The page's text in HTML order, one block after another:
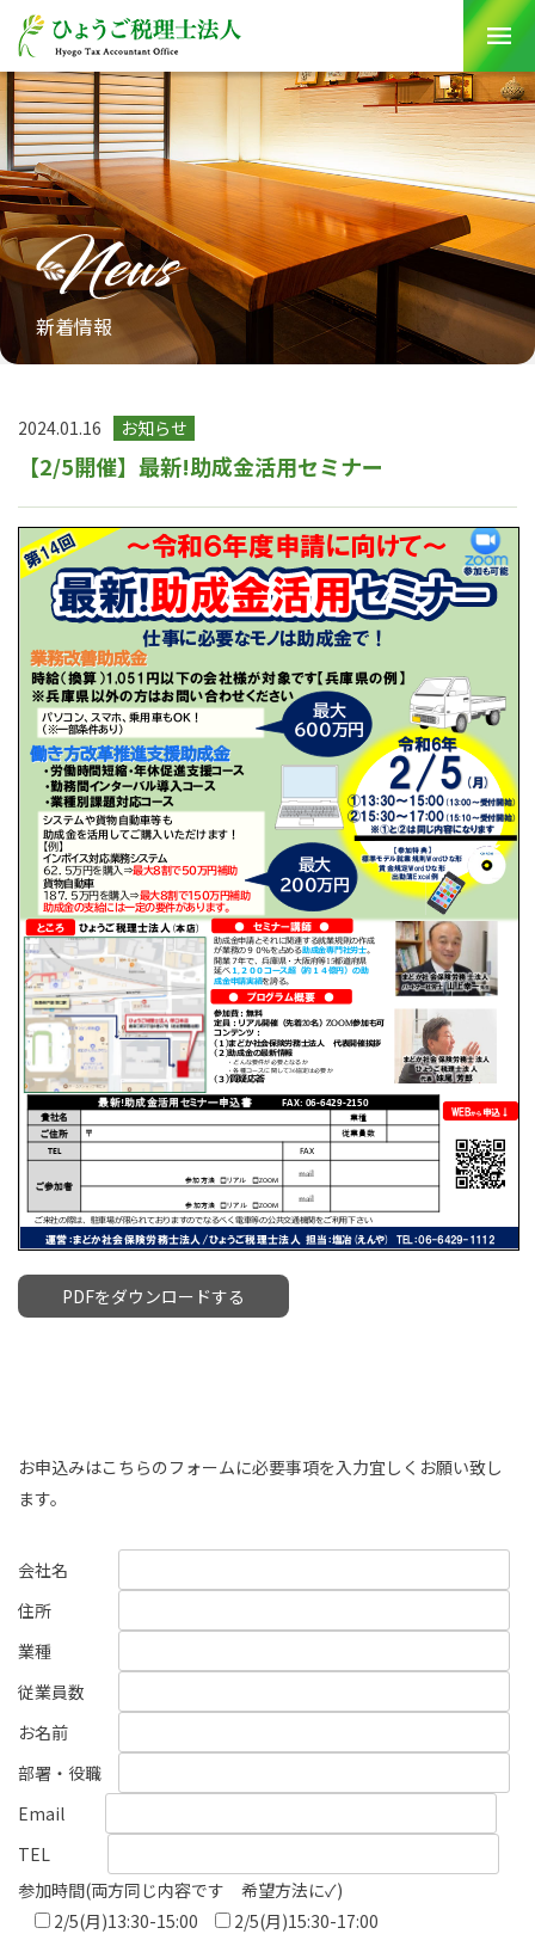
Skip
to
content
新着情報
2024.01.16 お知らせ
【2/5開催】最新!助成金活用セミナー
PDFをダウンロードする
お申込みはこちらのフォームに必要事項を入力宜しくお願い致し
ます。
会社名
住所
業種
従業員数
お名前
部署・役職
Email
TEL
参加時間(両方同じ内容です 希望方法に✓)
2/5(月)13:30-15:00
2/5(月)15:30-17:00